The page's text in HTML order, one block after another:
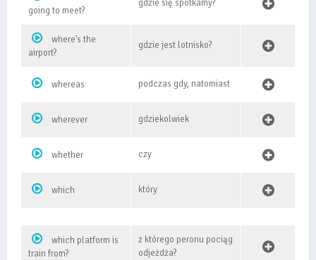
going to meet?
gdzie się spotkamy?
where's the
airport?
gdzie jest lotnisko?
whereas podczas gdy, natomiast
wherever gdziekolwiek
whether czy
which który
which platform is
train from?
z którego peronu pociąg
odjeżdża?